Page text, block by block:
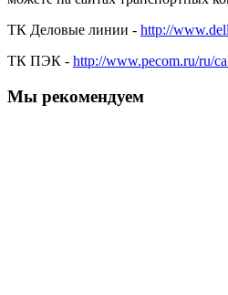
ТК Деловые линии - http://
ТК ПЭК - http://www.pecom.ru/ru/
Мы рекомендуем